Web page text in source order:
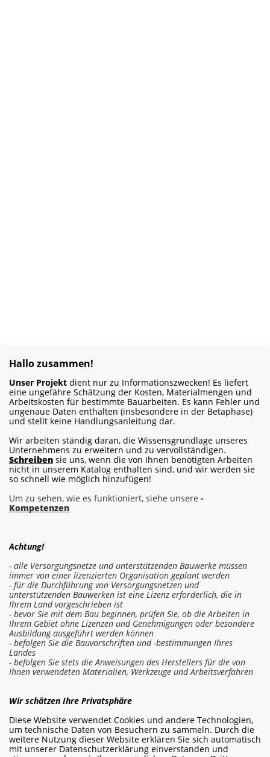
In die Kostenschätzung einloggen
Arbeit bestellen
Hallo zusammen!
Unser Projekt dient nur zu Informationszwecken! Es liefert
eine ungefähre Schätzung der Kosten, Materialmengen und
Arbeitskosten für bestimmte Bauarbeiten. Es kann Fehler und
ungenaue Daten enthalten (insbesondere in der Betaphase)
und stellt keine Handlungsanleitung dar.
Wir arbeiten ständig daran, die Wissensgrundlage unseres
Unternehmens zu erweitern und zu vervollständigen.
Schreiben sie uns, wenn die von Ihnen benötigten Arbeiten
nicht in unserem Katalog enthalten sind, und wir werden sie
so schnell wie möglich hinzufügen!
Um zu sehen, wie es funktioniert, siehe unsere -
Kompetenzen
Achtung!
- alle Versorgungsnetze und unterstützenden Bauwerke müssen
immer von einer lizenzierten Organisation geplant werden
- für die Durchführung von Versorgungsnetzen und
unterstützenden Bauwerken ist eine Lizenz erforderlich, die in
Ihrem Land vorgeschrieben ist
- bevor Sie mit dem Bau beginnen, prüfen Sie, ob die Arbeiten in
Ihrem Gebiet ohne Lizenzen und Genehmigungen oder besondere
Ausbildung ausgeführt werden können
- befolgen Sie die Bauvorschriften und -bestimmungen Ihres
Landes
- befolgen Sie stets die Anweisungen des Herstellers für die von
Ihnen verwendeten Materialien, Werkzeuge und Arbeitsverfahren
Wir schätzen Ihre Privatsphäre
Diese Website verwendet Cookies und andere Technologien,
um technische Daten von Besuchern zu sammeln. Durch die
weitere Nutzung dieser Website erklären Sie sich automatisch
mit unserer Datenschutzerklärung einverstanden und